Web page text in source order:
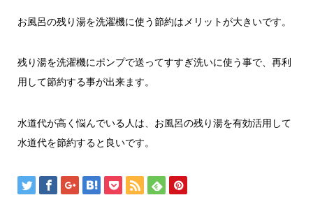
お風呂の残り湯を洗濯機に使う節約はメリットが大きいです。
残り湯を洗濯機にポンプで送ってすすぎ洗いに使う事で、再利
用して節約する事が出来ます。
水道代が高く悩んでいる人は、お風呂の残り湯を有効活用して
水道代を節約すると良いです。